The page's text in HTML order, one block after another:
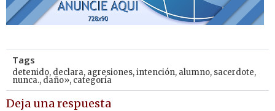
Tags
detenido, declara, agresiones,intención, alumno, sacerdote,
nunca., daño», categoría
Deja una respuesta